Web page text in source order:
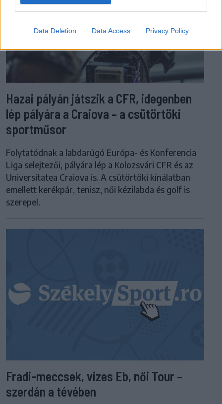
Data Deletion Data Access Privacy Policy
Hazai pályán játszik a CFR, idegenben
lép pályára a Craiova – a csütörtöki
sportműsor
Folytatódnak a labdarúgó Európa- és Konferencia
Liga selejtezői, pályára lép a Kolozsvári CFR és az
Universitatea Craiova is. A csütörtöki kínálatban
emellett kerékpár, tenisz, női kézilabda és golf is
szerepel.
Fradi-meccsek, vizes Eb, női Tour –
szerdán a tévében